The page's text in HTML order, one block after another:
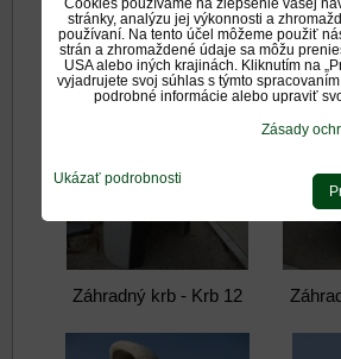
Záhradný krb - Krb 12
stránky, analýzu jej výkonnosti a
používaní. Na tento účel môžeme použiť
strán a zhromaždené údaje sa môžu
USA alebo iných krajinách. Kliknutím na
vyjadrujete svoj súhlas s týmto
podrobné informácie alebo upraviť
Zásady
Ukázať podrobnosti